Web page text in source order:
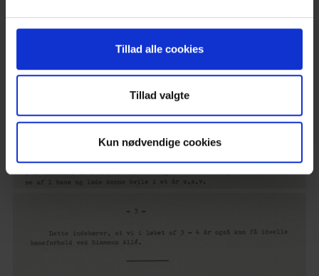
Tillad alle cookies
Tillad valgte
Kun nødvendige cookies